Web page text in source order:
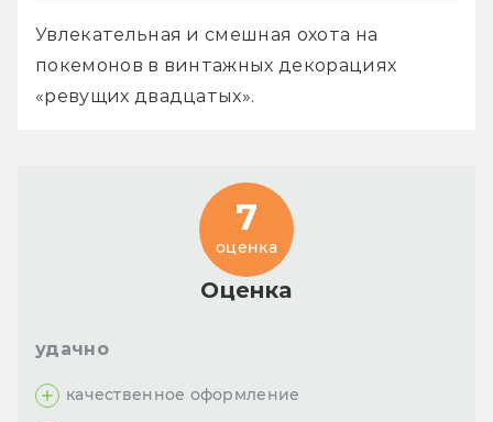
Увлекательная и смешная охота на
покемонов в винтажных декорациях
«ревущих двадцатых».
Оценка
7
оценка
удачно
качественное оформление